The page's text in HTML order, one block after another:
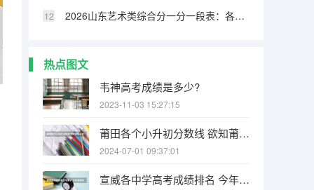
2026山东艺术类综合分一分一段表：各专业类别双达线考生文化成绩排名的作用
热点图文
韦神高考成绩是多少?
2023-11-03 15:27:15
莆田各个小升初分数线 欲知莆田一中、二中、四中、五中、六中、八中、十中等学校中考的统招和择校的分数线！
2024-07-01 09:37:01
宣威各中学高考成绩排名 今年宣威杨柳高考成绩单